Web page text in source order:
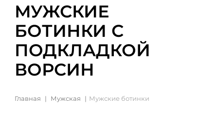
МУЖСКИЕ
БОТИНКИ С
ПОДКЛАДКОЙ
ВОРСИН
Главная Мужская Мужские ботинки